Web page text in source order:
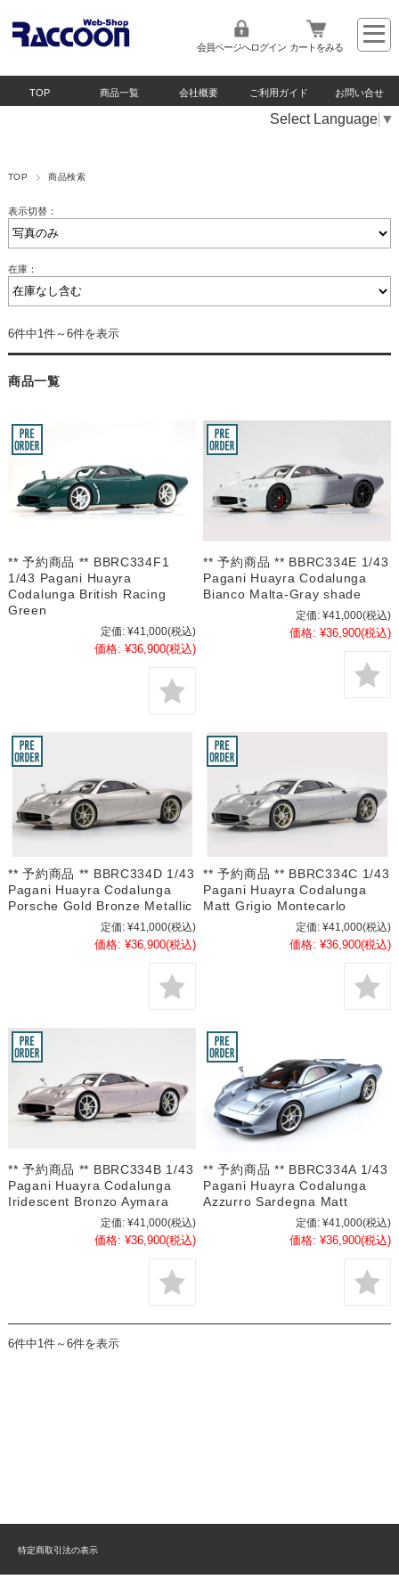
会員ページへログイン カートをみる
TOP 商品一覧 会社概要 ご利用ガイド お問い合せ
Select Language ▼
TOP 商品検索
表示切替：
在庫：
6件中1件～6件を表示
商品一覧
** 予約商品 ** BBRC334F1
1/43 Pagani Huayra
Codalunga British Racing
Green
定価: ¥41,000(税込)
価格: ¥36,900(税込)
** 予約商品 ** BBRC334E 1/43
Pagani Huayra Codalunga
Bianco Malta-Gray shade
定価: ¥41,000(税込)
価格: ¥36,900(税込)
** 予約商品 ** BBRC334D 1/43
Pagani Huayra Codalunga
Porsche Gold Bronze Metallic
定価: ¥41,000(税込)
価格: ¥36,900(税込)
** 予約商品 ** BBRC334C 1/43
Pagani Huayra Codalunga
Matt Grigio Montecarlo
定価: ¥41,000(税込)
価格: ¥36,900(税込)
** 予約商品 ** BBRC334B 1/43
Pagani Huayra Codalunga
Iridescent Bronzo Aymara
定価: ¥41,000(税込)
価格: ¥36,900(税込)
** 予約商品 ** BBRC334A 1/43
Pagani Huayra Codalunga
Azzurro Sardegna Matt
定価: ¥41,000(税込)
価格: ¥36,900(税込)
6件中1件～6件を表示
特定商取引法の表示